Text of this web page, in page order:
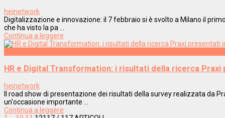
heinetwork
Digitalizzazione e innovazione: il 7 febbraio si è svolto a Milano il
che ha visto la pa ...
Continua a leggere
HR e Digital Transformation: i risultati della ricerca
heinetwork
Il road show di presentazione dei risultati della survey realizzata da
un'occasione importante ...
Continua a leggere